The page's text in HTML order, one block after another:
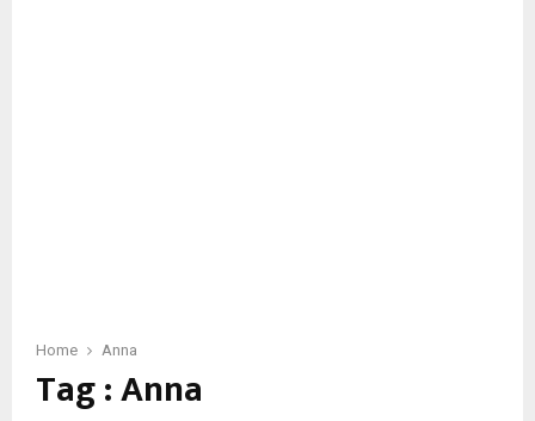
Home Anna
Tag : Anna